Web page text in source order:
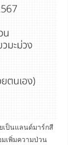
เป็นแลนด์มาร์กสี
เพิ่มความป่วน